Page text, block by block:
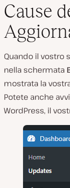
Cause
Quando il vostro
nella schermata
mostrata la
Potete anche
WordPress, il